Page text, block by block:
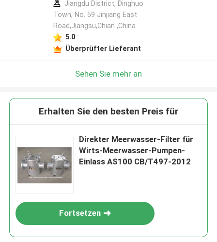
Jiangdu District, Dinghuo
Town, No. 59 Jinjiang East
Road,Jiangsu,Chian ,China
5.0
Überprüfter Lieferant
Sehen Sie mehr an
Erhalten Sie den besten Preis für
Direkter Meerwasser-Filter für
Wirts-Meerwasser-Pumpen-
Einlass AS100 CB/T497-2012
Fortsetzen